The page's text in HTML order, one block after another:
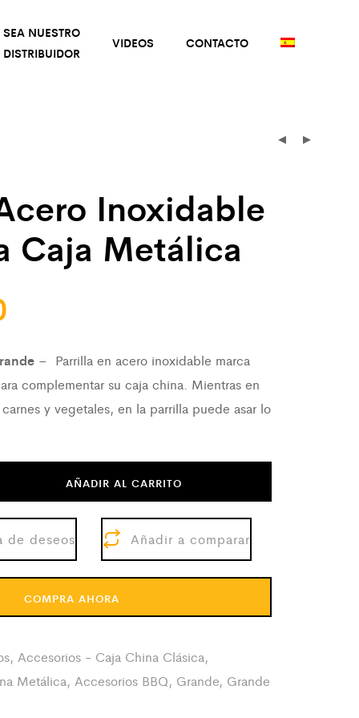
SEA NUESTRO
DISTRIBUIDOR
VIDEOS CONTACTO
Inoxidable
Caja Metálica
– Parrilla en acero inoxidable marca
complementar su caja china. Mientras en
y vegetales, en la parrilla puede asar lo
AÑADIR AL CARRITO
de deseos Añadir a comparar
COMPRA AHORA
, Accesorios - Caja China Clásica,
Metálica, Accesorios BBQ, Grande, Grande